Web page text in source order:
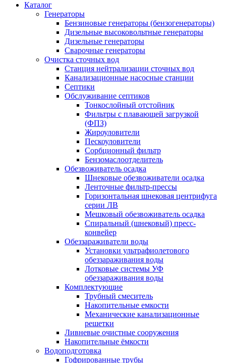
Каталог
Генераторы
Бензиновые генераторы (бензогенераторы)
Дизельные высоковольтные генераторы
Дизельные генераторы
Сварочные генераторы
Очистка сточных вод
Станция нейтрализации сточных вод
Канализационные насосные станции
Септики
Обслуживание септиков
Тонкослойный отстойник
Фильтры с плавающей загрузкой
(ФПЗ)
Жироуловители
Пескоуловители
Сорбционный фильтр
Бензомаслоотделитель
Обезвоживатель осадка
Шнековые обезвоживатели осадка
Ленточные фильтр-прессы
Горизонтальная шнековая центрифуга
серии ЛВ
Мешковый обезвоживатель осадка
Спиральный (шнековый) пресс-
конвейер
Обеззараживатели воды
Установки ультрафиолетового
обеззараживания воды
Лотковые системы УФ
обеззараживания воды
Комплектующие
Трубный смеситель
Накопительные емкости
Механические канализационные
решетки
Ливневые очистные сооружения
Накопительные ёмкости
Водоподготовка
Гофрированные трубы